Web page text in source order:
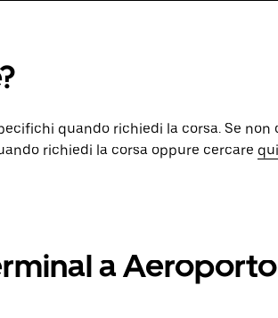
quando richiedi la corsa. Se non
richiedi la corsa oppure cercare
a